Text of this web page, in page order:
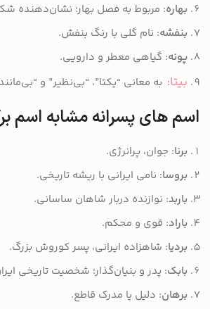
بهاره: مربوط به فصل بهار؛ نشان‌دهنده
بنفشه: نام گلی با رنگ بنفش.
پونه: گیاهی معطر و دارویی.
بیتا: به معانی “یکتا”، “بی‌نظیر” و
اسم های پسرانه مشابه اسم
برنا: جوان، پرانرژی.
بروسا: نامی ایرانی با ریشه تاریخی.
باربد: نوازنده دربار شاهان ساسانی.
باراد: قوی و محکم.
بردیا: شاهزاده ایرانی، پسر کوروش بزرگ.
بابک: پدر و بنیان‌گذار؛ شخصیت تاریخی
برهان: دلیل یا مدرک قاطع.